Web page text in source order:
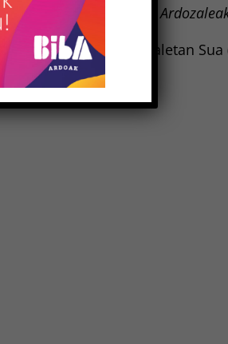
du réseau Biba
fête avec les DJ Itzaletan
(Disco-House).